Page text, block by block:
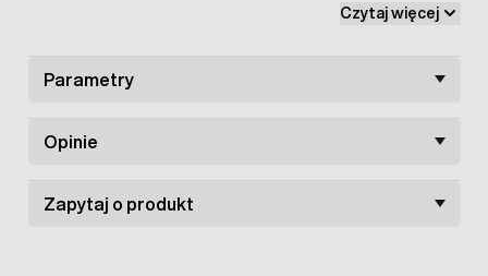
kawałkach (w tym 8% dziczyzny), zboża, warzywa (4%
Składniki analityczne:
białko surowe – 6,5%, tłuszcz
Czytaj więcej
Parametry
Opinie
Zapytaj o produkt